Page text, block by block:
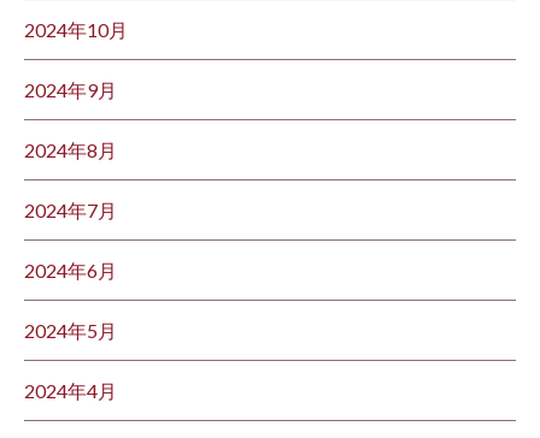
2024年10月
2024年9月
2024年8月
2024年7月
2024年6月
2024年5月
2024年4月